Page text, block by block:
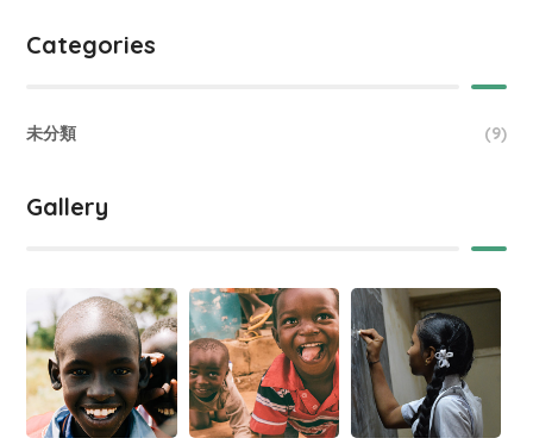
Categories
未分類 (9)
Gallery